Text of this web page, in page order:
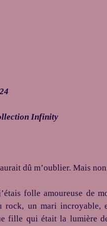
Infinity
dû m’oublier. Mais
folle amoureuse de
rock, un mari incroyable,
fille qui était la lumière